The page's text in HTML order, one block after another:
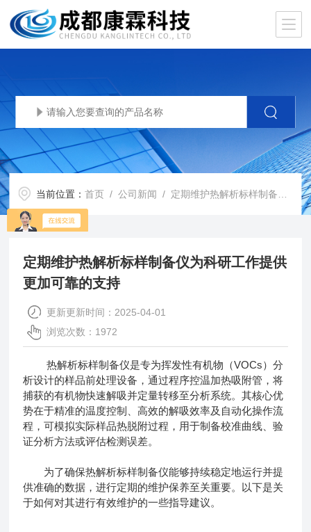
当前位置：首页 /公司新闻 / 定期维护热解析标样制备仪为科研工作提供更加可靠的支持
定期维护热解析标样制备仪为科研工作提供
更加可靠的支持
更新更新时间：2025-04-01
浏览次数：1972
热解析标样制备仪是专为挥发性有机物（VOCs）分
析设计的样品前处理设备，通过程序控温加热吸附管，将
捕获的有机物快速解吸并定量转移至分析系统。其核心优
势在于精准的温度控制、高效的解吸效率及自动化操作流
程，可模拟实际样品热脱附过程，用于制备校准曲线、验
证分析方法或评估检测误差。
为了确保热解析标样制备仪能够持续稳定地运行并提
供准确的数据，进行定期的维护保养至关重要。以下是关
于如何对其进行有效维护的一些指导建议。